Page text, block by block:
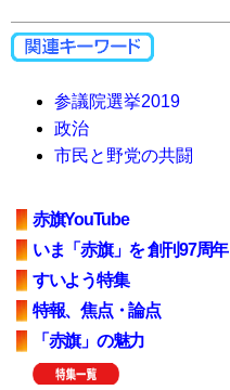
参議院選挙2019
政治
市民と野党の共闘
赤旗YouTube
いま「赤旗」を 創刊97周年
すいよう特集
特報、焦点・論点
「赤旗」の魅力